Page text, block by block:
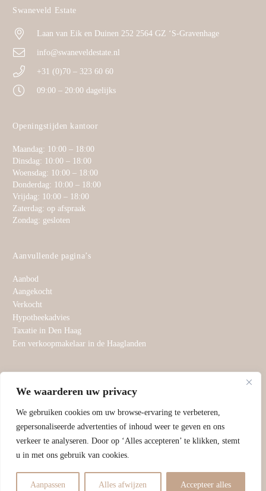
We waarderen uw privacy
We gebruiken cookies om uw browse-ervaring te verbeteren,
gepersonaliseerde advertenties of inhoud weer te geven en ons
verkeer te analyseren. Door op ‘Alles accepteren’ te klikken, stemt
u in met ons gebruik van cookies.
Aanpassen Alles afwijzen Accepteer alles
Swaneveld Estate
Laan van Eik en Duinen 252 2564 GZ ‘S-Gravenhage
info@swaneveldestate.nl
+31 (0)70 – 323 60 60
09:00 – 20:00 dagelijks
Openingstijden kantoor
Maandag: 10:00 – 18:00
Dinsdag: 10:00 – 18:00
Woensdag: 10:00 – 18:00
Donderdag: 10:00 – 18:00
Vrijdag: 10:00 – 18:00
Zaterdag: op afspraak
Zondag: gesloten
Aanvullende pagina’s
Aanbod
Aangekocht
Verkocht
Hypotheekadvies
Taxatie in Den Haag
Een verkoopmakelaar in de Haaglanden
73565385 | Hosted By
TRON Group